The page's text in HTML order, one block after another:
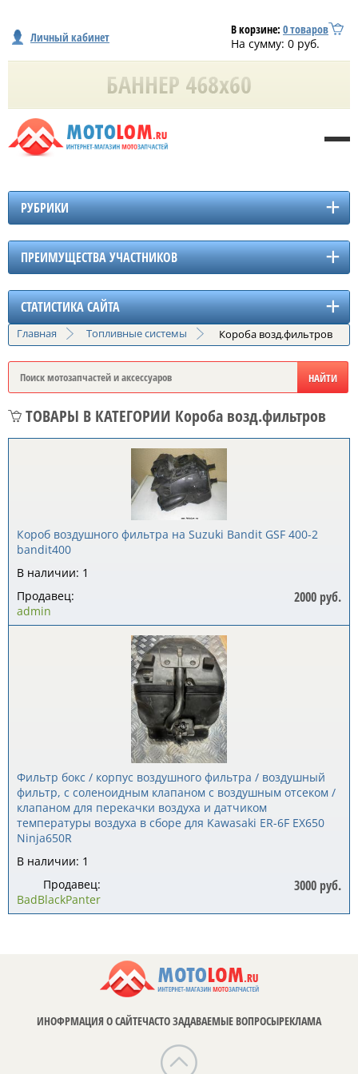
Личный кабинет В корзине: 0товаров
На сумму: 0 руб.
РУБРИКИ
ПРЕИМУЩЕСТВА УЧАСТНИКОВ
СТАТИСТИКА САЙТА
Главная Топливные системы Короба возд.фильтров
ТОВАРЫ В КАТЕГОРИИ Короба возд.фильтров
Короб воздушного фильтра на Suzuki Bandit GSF 400-2
bandit400
В наличии: 1
2000 руб.
Продавец:
admin
Фильтр бокс / корпус воздушного фильтра / воздушный
фильтр, с соленоидным клапаном с воздушным отсеком /
клапаном для перекачки воздуха и датчиком
температуры воздуха в сборе для Kawasaki ER-6F EX650
Ninja650R
В наличии: 1
3000 руб.
Продавец:
BadBlackPanter
ИНОФРМАЦИЯ О САЙТЕЧАСТО ЗАДАВАЕМЫЕ ВОПРОСЫРЕКЛАМА